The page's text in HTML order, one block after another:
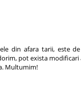
din afara tarii, este
pot exista
Multumim!